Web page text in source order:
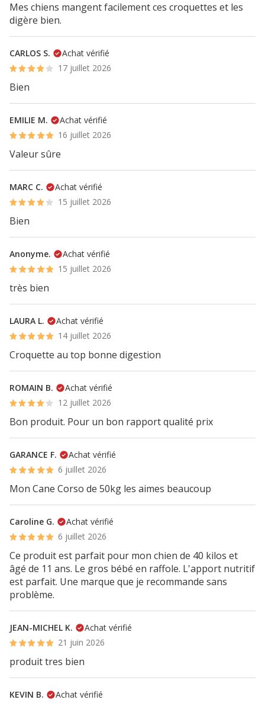
Mes chiens mangent facilement ces croquettes et les
digère bien.
CARLOS S.
Achat vérifié
17 juillet 2026
Bien
EMILIE M.
Achat vérifié
16 juillet 2026
Valeur sûre
MARC C.
Achat vérifié
15 juillet 2026
Bien
Anonyme.
Achat vérifié
15 juillet 2026
très bien
LAURA L.
Achat vérifié
14 juillet 2026
Croquette au top bonne digestion
ROMAIN B.
Achat vérifié
12 juillet 2026
Bon produit. Pour un bon rapport qualité prix
GARANCE F.
Achat vérifié
6 juillet 2026
Mon Cane Corso de 50kg les aimes beaucoup
Caroline G.
Achat vérifié
6 juillet 2026
Ce produit est parfait pour mon chien de 40 kilos et
âgé de 11 ans. Le gros bébé en raffole. L'apport nutritif
est parfait. Une marque que je recommande sans
problème.
JEAN-MICHEL K.
Achat vérifié
21 juin 2026
produit tres bien
KEVIN B.
Achat vérifié